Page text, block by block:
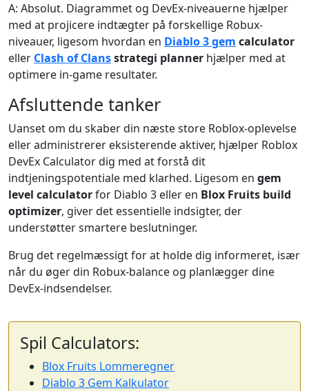
A: Absolut. Diagrammet og DevEx-niveauerne hjælper
med at projicere indtægter på forskellige Robux-
niveauer, ligesom hvordan en Diablo 3 gem calculator
eller Clash of Clansstrategi planner hjælper med at
optimere in-game resultater.
Afsluttende tanker
Uanset om du skaber din næste store Roblox-oplevelse
eller administrerer eksisterende aktiver, hjælper Roblox
DevEx Calculator dig med at forstå dit
indtjeningspotentiale med klarhed. Ligesom en gem
level calculatorfor Diablo 3 eller en Blox Fruits build
optimizer, giver det essentielle indsigter, der
understøtter smartere beslutninger.
Brug det regelmæssigt for at holde dig informeret, især
når du øger din Robux-balance og planlægger dine
DevEx-indsendelser.
Spil Calculators:
Blox Fruits Lommeregner
Diablo 3 Gem Kalkulator